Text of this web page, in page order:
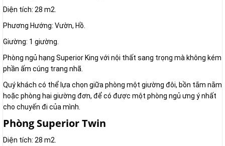
Diện tích: 28 m2.
Phương Hướng: Vườn, Hồ.
Giường: 1 giường.
Phòng ngủ hạng Superior King với nội thất sang trọng mà không kém
phần ấm cúng trang nhã.
Quý khách có thể lựa chọn giữa phòng một giường đôi, bồn tắm nằm
hoặc phòng hai giường đơn, để có được một phòng ngủ ưng ý nhất
cho chuyến đi của mình.
Phòng Superior Twin
Diện tích: 28 m2.